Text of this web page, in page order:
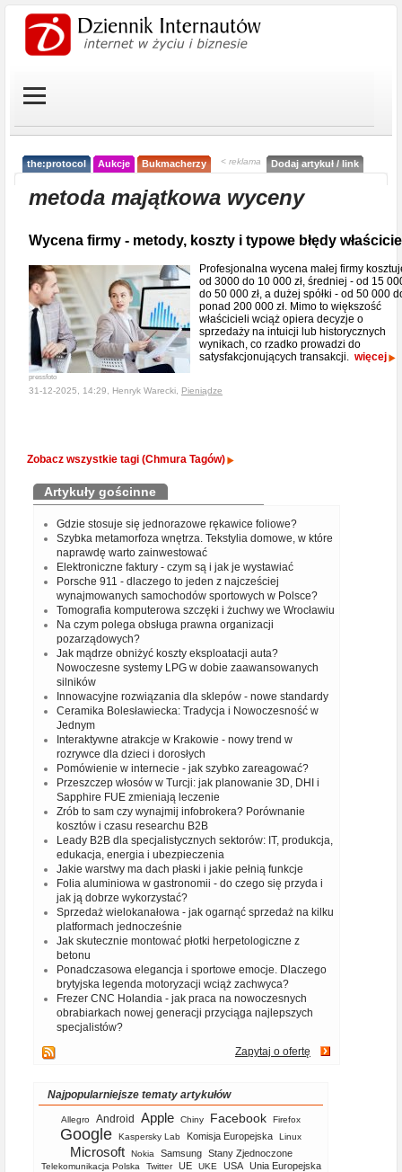
the:protocol Aukcje Bukmacherzy < reklama Dodaj artykuł / link
metoda majątkowa wyceny
Wycena firmy - metody, koszty i typowe błędy
pressfoto
Profesjonalna wycena małej firmy
od 3000 do 10 000 zł, średniej - od 15
do 50 000 zł, a dużej spółki - od 50 000
ponad 200 000 zł. Mimo to większość
właścicieli wciąż opiera decyzje o
sprzedaży na intuicji lub historycznych
wynikach, co rzadko prowadzi do
satysfakcjonujących transakcji. więcej
31-12-2025, 14:29, Henryk Warecki, Pieniądze
Zobacz wszystkie tagi (Chmura Tagów)
Artykuły gościnne
Gdzie stosuje się jednorazowe rękawice foliowe?
Szybka metamorfoza wnętrza. Tekstylia domowe, w które
naprawdę warto zainwestować
Elektroniczne faktury - czym są i jak je wystawiać
Porsche 911 - dlaczego to jeden z najcześciej
wynajmowanych samochodów sportowych w Polsce?
Tomografia komputerowa szczęki i żuchwy we Wrocławiu
Na czym polega obsługa prawna organizacji
pozarządowych?
Jak mądrze obniżyć koszty eksploatacji auta?
Nowoczesne systemy LPG w dobie zaawansowanych
silników
Innowacyjne rozwiązania dla sklepów - nowe standardy
Ceramika Bolesławiecka: Tradycja i Nowoczesność w
Jednym
Interaktywne atrakcje w Krakowie - nowy trend w
rozrywce dla dzieci i dorosłych
Pomówienie w internecie - jak szybko zareagować?
Przeszczep włosów w Turcji: jak planowanie 3D, DHI i
Sapphire FUE zmieniają leczenie
Zrób to sam czy wynajmij infobrokera? Porównanie
kosztów i czasu researchu B2B
Leady B2B dla specjalistycznych sektorów: IT, produkcja,
edukacja, energia i ubezpieczenia
Jakie warstwy ma dach płaski i jakie pełnią funkcje
Folia aluminiowa w gastronomii - do czego się przyda i
jak ją dobrze wykorzystać?
Sprzedaż wielokanałowa - jak ogarnąć sprzedaż na kilku
platformach jednocześnie
Jak skutecznie montować płotki herpetologiczne z
betonu
Ponadczasowa elegancja i sportowe emocje. Dlaczego
brytyjska legenda motoryzacji wciąż zachwyca?
Frezer CNC Holandia - jak praca na nowoczesnych
obrabiarkach nowej generacji przyciąga najlepszych
specjalistów?
Zapytaj o ofertę
Najpopularniejsze tematy artykułów
Allegro Android Apple Chiny Facebook Firefox
Google Kaspersky Lab Komisja Europejska Linux
Microsoft Nokia Samsung Stany Zjednoczone
Telekomunikacja Polska Twitter UE UKE USA Unia Europejska